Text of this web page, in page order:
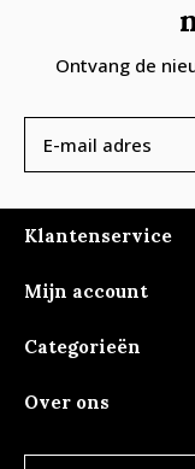
Ontvang de
Klantenservice
Mijn account
Categorieën
Over ons